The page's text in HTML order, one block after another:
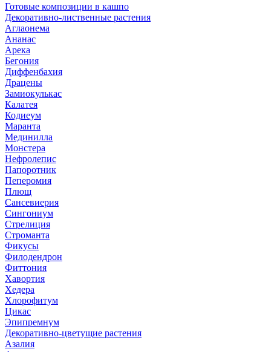
Готовые композиции в кашпо
Декоративно-лиственные растения
Аглаонема
Ананас
Арека
Бегония
Диффенбахия
Драцены
Замиокулькас
Калатея
Кодиеум
Маранта
Мединилла
Монстера
Нефролепис
Папоротник
Пеперомия
Плющ
Сансевиерия
Сингониум
Стрелиция
Строманта
Фикусы
Филодендрон
Фиттония
Хавортия
Хедера
Хлорофитум
Цикас
Эпипремнум
Декоративно-цветущие растения
Азалия